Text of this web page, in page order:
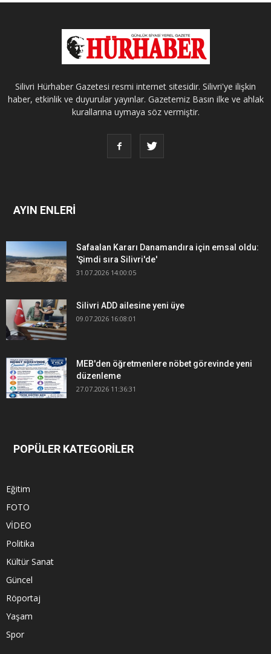
Silivri Hürhaber Gazetesi resmi internet sitesidir. Silivri'ye ilişkin
haber, etkinlik ve duyurular yayınlar. Gazetemiz Basın ilke ve ahlak
kurallarına uymaya söz vermiştir.
AYIN ENLERİ
Safaalan Kararı Danamandıra için emsal oldu:
'Şimdi sıra Silivri'de'
31.07.2026 14:00:05
Silivri ADD ailesine yeni üye
09.07.2026 16:08:01
MEB'den öğretmenlere nöbet görevinde yeni
düzenleme
27.07.2026 11:36:31
POPÜLER KATEGORİLER
Eğitim
FOTO
VİDEO
Politika
Kültür Sanat
Güncel
Röportaj
Yaşam
Spor